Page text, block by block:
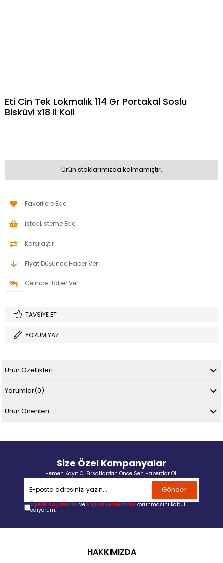
Eti Cin Tek Lokmalık 114 Gr Portakal Soslu
Bisküvi x18 li Koli
Ürün stoklarımızda kalmamıştır.
Favorilere Ekle
İstek Listeme Ekle
Karşılaştır
Fiyat Düşünce Haber Ver
Gelince Haber Ver
TAVSIYE ET
YORUM YAZ
Ürün Özellikleri
Yorumlar(0)
Ürün Önerileri
Size Özel Kampanyalar
Hemen Kayıt Ol Fırsatlardan Önce Sen Haberdar Ol!
Gönder
Üyelik koşullarını ve kişisel verilerimin korunmasını kabul
ediyorum.
HAKKIMIZDA